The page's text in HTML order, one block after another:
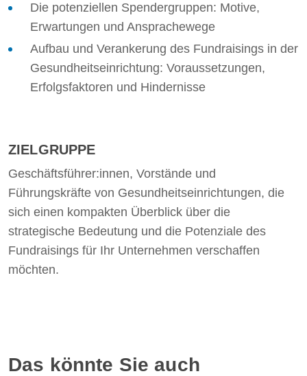
Die potenziellen Spendergruppen: Motive,
Erwartungen und Ansprachewege
Aufbau und Verankerung des Fundraisings in der
Gesundheitseinrichtung: Voraussetzungen,
Erfolgsfaktoren und Hindernisse
ZIELGRUPPE
Geschäftsführer:innen, Vorstände und
Führungskräfte von Gesundheitseinrichtungen, die
sich einen kompakten Überblick über die
strategische Bedeutung und die Potenziale des
Fundraisings für Ihr Unternehmen verschaffen
möchten.
Das könnte Sie auch